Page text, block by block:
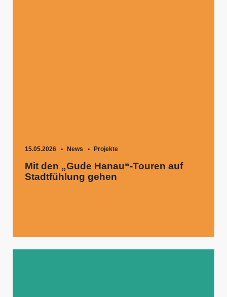
15.05.2026 News Projekte
Mit den „Gude Hanau“-Touren auf
Stadtfühlung gehen